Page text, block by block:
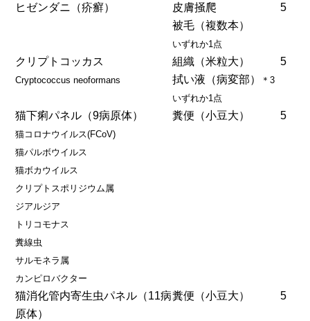
ヒゼンダニ（疥癬）
皮膚掻爬
被毛（複数本）
いずれか1点
5
クリプトコッカス
Cryptococcus neoformans
組織（米粒大）
拭い液（病変部）
＊3
いずれか1点
5
猫下痢パネル（9病原体）
猫コロナウイルス(FCoV)
猫パルボウイルス
猫ボカウイルス
クリプトスポリジウム属
ジアルジア
トリコモナス
糞線虫
サルモネラ属
カンピロバクター
糞便（小豆大） 5
猫消化管内寄生虫パネル（11病
原体）
糞便（小豆大） 5